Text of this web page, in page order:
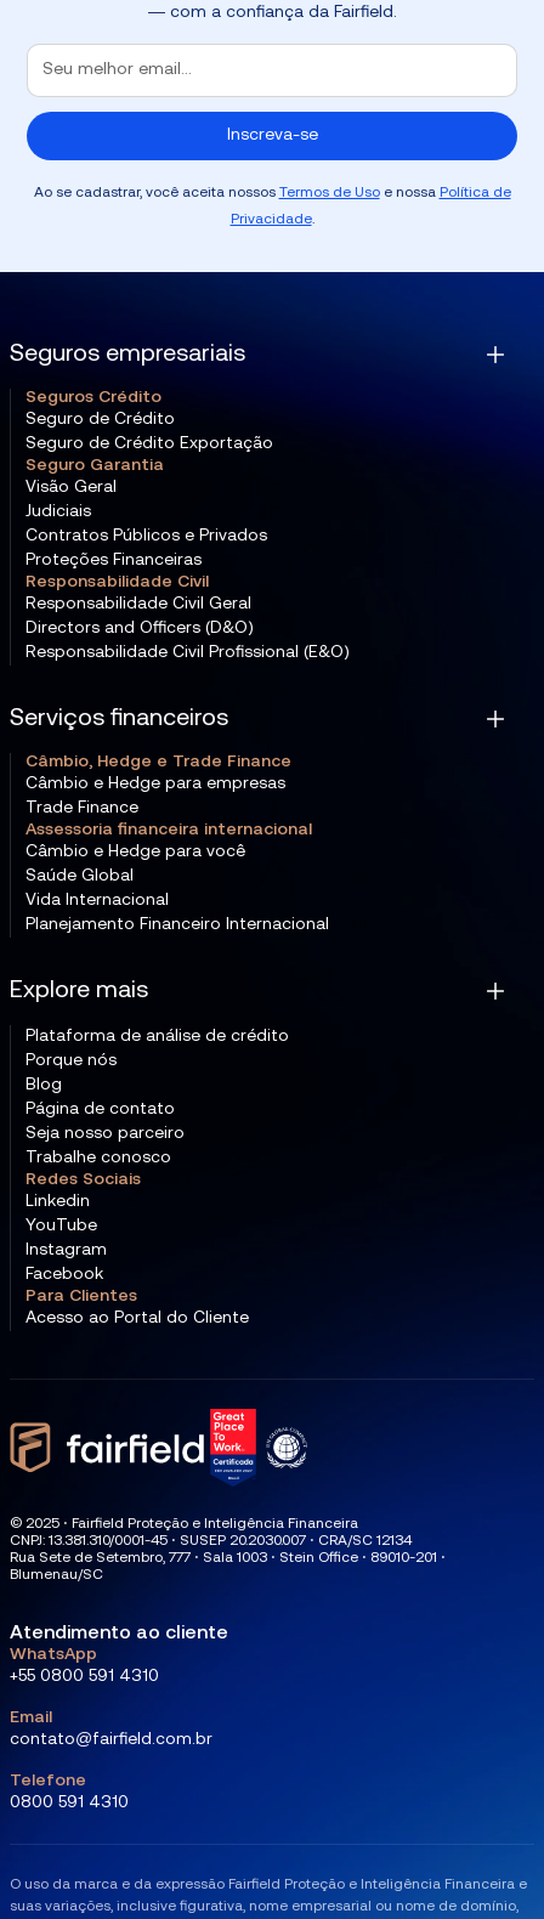
— com a confiança da Fairfield.
Ao se cadastrar, você aceita nossos Termos de Usoe nossa Política de
Privacidade.
Seguros empresariais
Seguros Crédito
Seguro de Crédito
Seguro de Crédito Exportação
Seguro Garantia
Visão Geral
Judiciais
Contratos Públicos e Privados
Proteções Financeiras
Responsabilidade Civil
Responsabilidade Civil Geral
Directors and Officers (D&O)
Responsabilidade Civil Profissional (E&O)
Serviços financeiros
Câmbio, Hedge e Trade Finance
Câmbio e Hedge para empresas
Trade Finance
Assessoria financeira internacional
Câmbio e Hedge para você
Saúde Global
Vida Internacional
Planejamento Financeiro Internacional
Explore mais
Plataforma de análise de crédito
Porque nós
Blog
Página de contato
Seja nosso parceiro
Trabalhe conosco
Redes Sociais
Linkedin
YouTube
Instagram
Facebook
Para Clientes
Acesso ao Portal do Cliente
© 2025 ⋅ Fairfield Proteção e Inteligência Financeira
CNPJ: 13.381.310/0001-45 ⋅ SUSEP 20.2030.007 ⋅ CRA/SC 12134
Rua Sete de Setembro, 777 ⋅ Sala 1003 ⋅ Stein Office ⋅ 89010-201 ⋅
Blumenau/SC
Atendimento ao cliente
WhatsApp
+55 0800 591 4310
Email
contato@fairfield.com.br
Telefone
0800 591 4310
O uso da marca e da expressão Fairfield Proteção e Inteligência Financeira e
suas variações, inclusive figurativa, nome empresarial ou nome de domínio,